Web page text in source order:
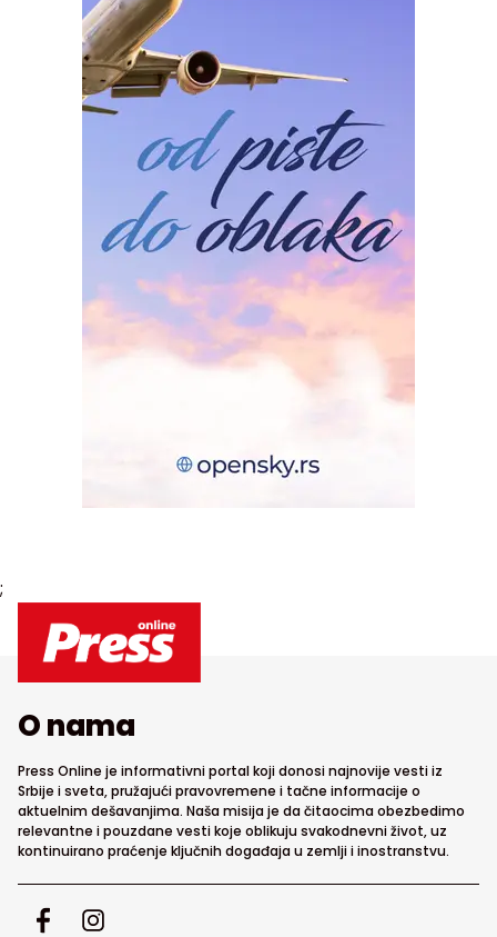
;
O nama
Press Online je informativni portal koji donosi najnovije vesti iz
Srbije i sveta, pružajući pravovremene i tačne informacije o
aktuelnim dešavanjima. Naša misija je da čitaocima obezbedimo
relevantne i pouzdane vesti koje oblikuju svakodnevni život, uz
kontinuirano praćenje ključnih događaja u zemlji i inostranstvu.